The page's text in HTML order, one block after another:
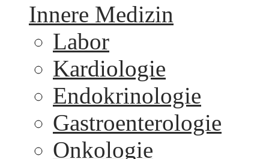
Innere Medizin
Labor
Kardiologie
Endokrinologie
Gastroenterologie
Onkologie